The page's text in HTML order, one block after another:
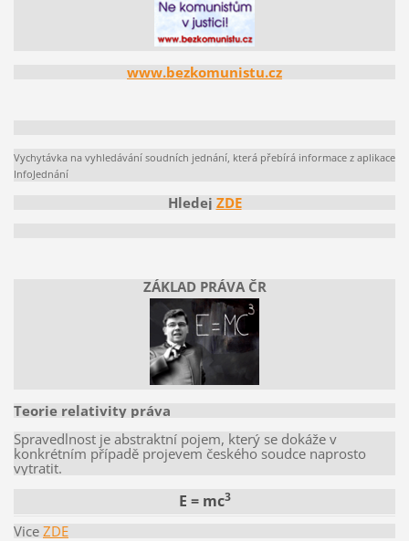
www.bezkomunistu.cz
Vychytávka na vyhledávání soudních jednání, která přebírá informace z aplikace
InfoJednání
Hledej ZDE
ZÁKLAD PRÁVA ČR
Teorie relativity práva
Spravedlnost je abstraktní pojem, který se dokáže v
konkrétním případě projevem českého soudce naprosto
vytratit.
E = mc3
Vice ZDE